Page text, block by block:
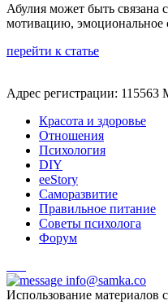
Абулия может быть связана
мотивацию, эмоциональное
перейти к статье
Адрес регистрации: 115563
Красота и здоровье
Отношения
Психология
DIY
ееStory
Саморазвитие
Правильное питание
Советы психолога
Форум
info@samka.co
Использование материалов